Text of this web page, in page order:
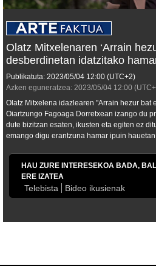
Olatz Mitxelenaren ‘Arrain
desberdinetan idatzitako
Publikatuta: 2023/05/04 12:00 (UTC+2)
Azken eguneratzea: 2023/05/04 12:00
Olatz Mitxelena idazlearen "Arrain hezur bat
Oiartzungo Fagoaga Dorretxean izango du
dute bizitzan esaten, ikusten eta egiten ez
emango digu erantzuna hamar ipuin
HAU ZURE INTERESEKOA BADA,
ERE IZATEA
Telebista Bideo ikusienak